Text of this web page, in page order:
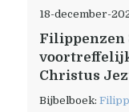
18-december-
Filippenzen
Christus
Bijbelboek: